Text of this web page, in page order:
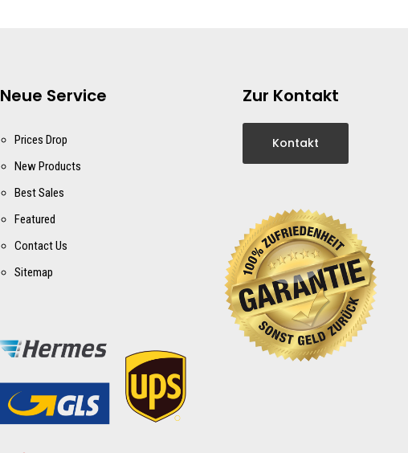
Neue Service
Prices Drop
New Products
Best Sales
Featured
Contact Us
Sitemap
Zur Kontakt
Kontakt